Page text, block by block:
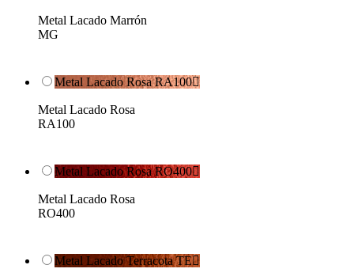
Metal Lacado Marrón
MG
Metal Lacado Rosa RA100
Metal Lacado Rosa
RA100
Metal Lacado Rosa RO400
Metal Lacado Rosa
RO400
Metal Lacado Terracota TE